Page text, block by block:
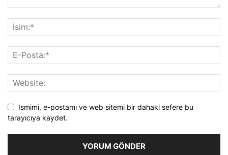
Ismimi, e-postamı ve web sitemi bir dahaki sefere bu
tarayıcıya kaydet.